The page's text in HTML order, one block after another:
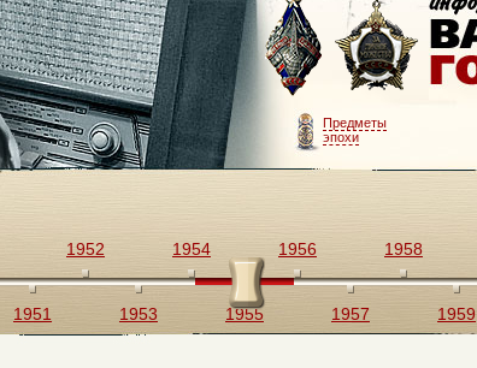
Предметы
эпохи
1951
1952
1953
1954
1955
1956
1957
1958
1959